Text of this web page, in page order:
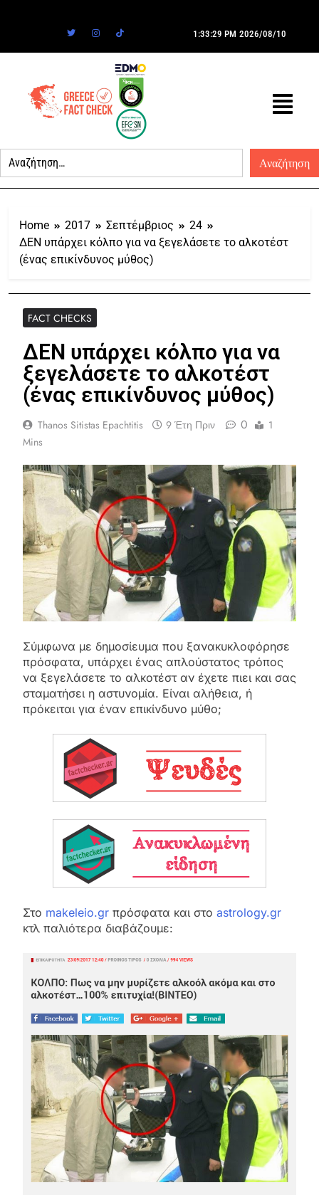
1:33:29 PM 2026/08/10
Home 2017 Σεπτέμβριος
24
ΔΕΝ υπάρχει κόλπο για να ξεγελάσετε το αλκοτέστ
(ένας επικίνδυνος μύθος)
FACT CHECKS
ΔΕΝ υπάρχει κόλπο για να
ξεγελάσετε το αλκοτέστ
(ένας επικίνδυνος μύθος)
Thanos Sitistas Epachtitis 9 Έτη Πριν 0
1
Mins
Σύμφωνα με δημοσίευμα που ξανακυκλοφόρησε
πρόσφατα, υπάρχει ένας απλούστατος τρόπος
να ξεγελάσετε το αλκοτέστ αν έχετε πιει και σας
σταματήσει η αστυνομία. Είναι αλήθεια, ή
πρόκειται για έναν επικίνδυνο μύθο;
Στο makeleio.gr πρόσφατα και στο astrology.gr
κτλ παλιότερα διαβάζουμε: